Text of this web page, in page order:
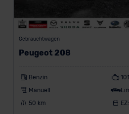
Gebrauchtwagen
Peugeot 208
Benzin
Manuell
50 km